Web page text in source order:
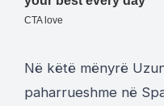
Në këtë mënyrë
paharrueshme në